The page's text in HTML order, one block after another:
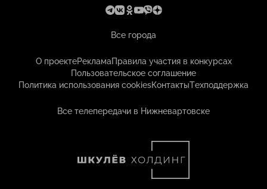
Все города
О проектеРекламаПравила участия в конкурсах
Пользовательское соглашение
Политика использования cookiesКонтактыТехподдержка
Все телепередачи в Нижневартовске